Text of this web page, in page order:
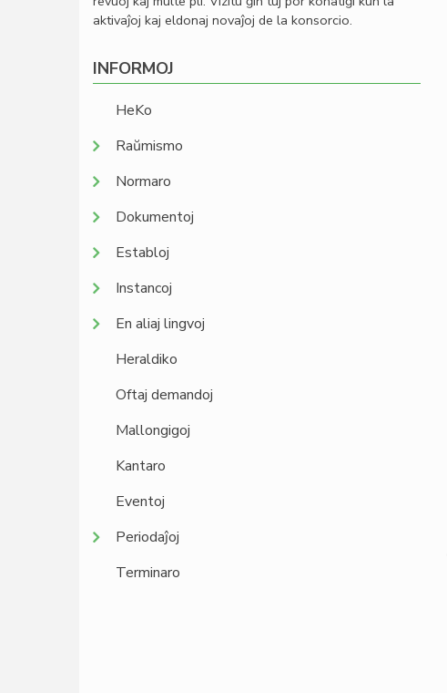
aktivaĵoj kaj eldonaj novaĵoj de la konsorcio.
INFORMOJ
HeKo
Raŭmismo
Normaro
Dokumentoj
Establoj
Instancoj
En aliaj lingvoj
Heraldiko
Oftaj demandoj
Mallongigoj
Kantaro
Eventoj
Periodaĵoj
Terminaro